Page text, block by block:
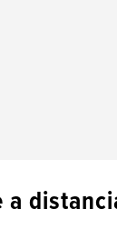
a